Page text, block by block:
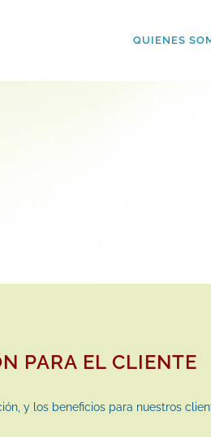
QUIENES
PARA EL CLIENTE
y los beneficios para nuestros